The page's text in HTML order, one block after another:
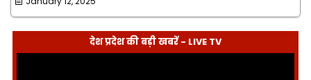
देश प्रदेश की बड़ी खबरें - LIVE TV